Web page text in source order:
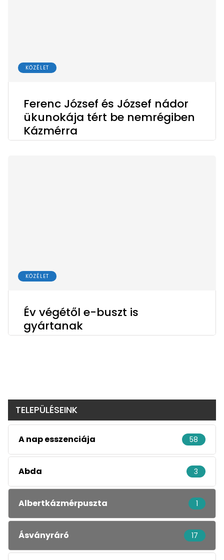
KÖZÉLET
Ferenc József és József nádor
ükunokája tért be nemrégiben
Kázmérra
KÖZÉLET
Év végétől e-buszt is
gyártanak
TELEPÜLÉSEINK
A nap esszenciája 58
Abda 3
Albertkázmérpuszta 1
Ásványráró 17